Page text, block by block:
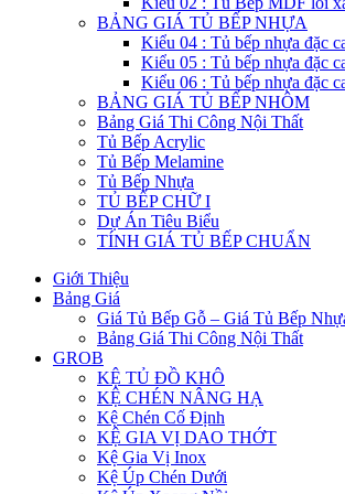
BẢNG GIÁ TỦ BẾP NHỰA
Kiểu 04 : Tủ bếp nhựa đặc
Kiểu 05 : Tủ bếp nhựa đặc
Kiểu 06 : Tủ bếp nhựa đặc
BẢNG GIÁ TỦ BẾP NHÔM
Bảng Giá Thi Công Nội Thất
Tủ Bếp Acrylic
Tủ Bếp Melamine
Tủ Bếp Nhựa
TỦ BẾP CHỮ I
Dự Án Tiêu Biểu
TÍNH GIÁ TỦ BẾP CHUẨN
Giới Thiệu
Bảng Giá
Giá Tủ Bếp Gỗ – Giá Tủ Bếp
Bảng Giá Thi Công Nội Thất
GROB
KỆ TỦ ĐỒ KHÔ
KỆ CHÉN NÂNG HẠ
Kệ Chén Cố Định
KỆ GIA VỊ DAO THỚT
Kệ Gia Vị Inox
Kệ Úp Chén Dưới